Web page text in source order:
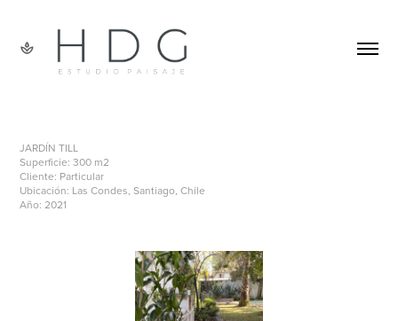
JARDÍN TILL
Superficie: 300 m2
Cliente: Particular
Ubicación: Las Condes, Santiago, Chile
Año: 2021